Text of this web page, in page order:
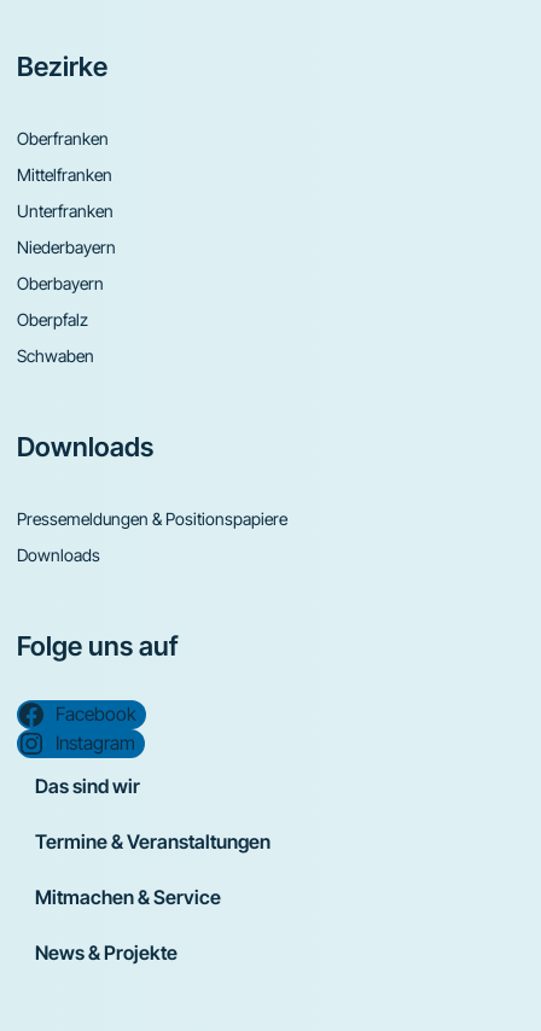
Bezirke
Oberfranken
Mittelfranken
Unterfranken
Niederbayern
Oberbayern
Oberpfalz
Schwaben
Downloads
Pressemeldungen & Positionspapiere
Downloads
Folge uns auf
Facebook
Instagram
Das sind wir
Termine & Veranstaltungen
Mitmachen & Service
News & Projekte